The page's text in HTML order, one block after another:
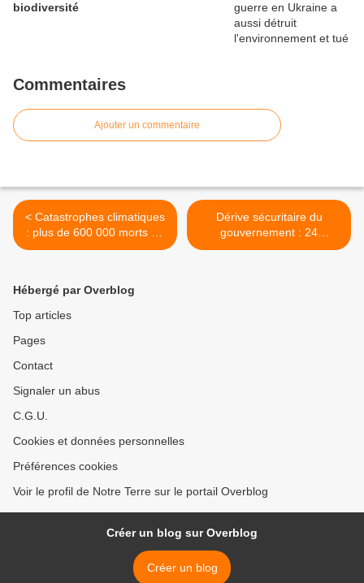
biodiversité
Commentaires
Ajouter un commentaire
< Catastrophes climatiques
: plus de 600 000 morts en
vingt ans, selon l’ONU
Dérive sécuritaire du
gouvernement : 24
écologistes assignés à
Hébergé par Overblog
Top articles
Pages
Contact
Signaler un abus
C.G.U.
Cookies et données personnelles
Préférences cookies
Voir le profil de Notre Terre sur le portail Overblog
Créer un blog sur Overblog
Créer un blog